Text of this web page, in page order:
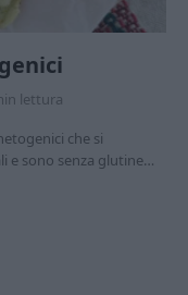
lettura
che si
e sono senza glutine…